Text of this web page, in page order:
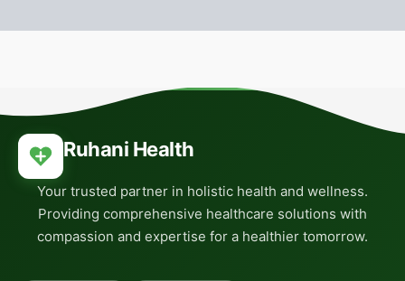
Ruhani Health
Your trusted partner in holistic health and wellness.
Providing comprehensive healthcare solutions with
compassion and expertise for a healthier tomorrow.